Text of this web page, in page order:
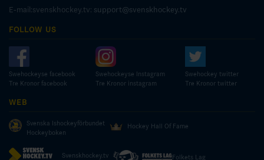
E-mail:svenskhockey.tv: support@svenskhockey.tv
FOLLOW US
Swehockeyse facebook
Tre Kronor facebook
Swehockeyse Instagram
Tre Kronor instagram
Swehockey twitter
Tre Kronor twitter
WEB
Svenska Ishockeyförbundet
Hockeyboken
Hockey Hall Of Fame
Svenskhockey.tv Folkets Lag